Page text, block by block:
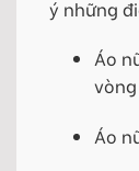
ý những
Áo
Áo